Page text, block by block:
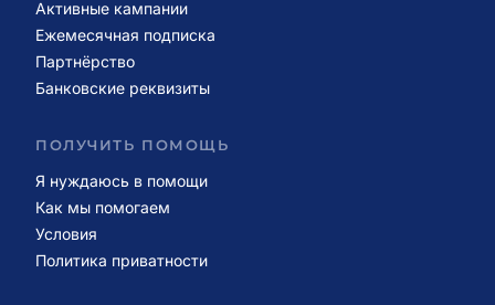
Активные кампании
Ежемесячная подписка
Партнёрство
Банковские реквизиты
ПОЛУЧИТЬ ПОМОЩЬ
Я нуждаюсь в помощи
Как мы помогаем
Условия
Политика приватности